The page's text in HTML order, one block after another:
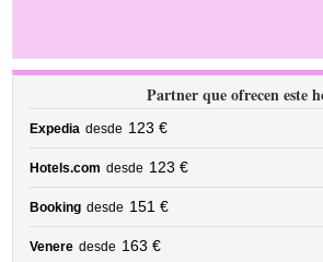
Partner que ofrecen este
Expedia desde 123 €
Hotels.com desde 123 €
Booking desde 151 €
Venere desde 163 €